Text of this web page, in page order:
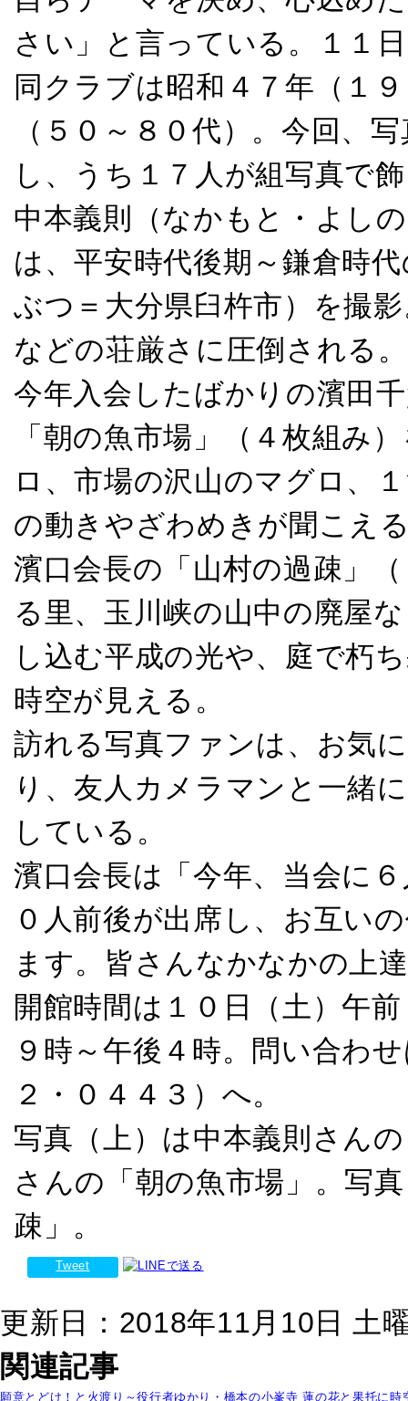
さい」と言っている。１１
同クラブは昭和４７年（１
（５０～８０代）。今回、
し、うち１７人が組写真で
中本義則（なかもと・よし
は、平安時代後期～鎌倉時
ぶつ＝大分県臼杵市）を撮
などの荘厳さに圧倒される。
今年入会したばかりの濱田
「朝の魚市場」（４枚組み
ロ、市場の沢山のマグロ、
の動きやざわめきが聞こえ
濱口会長の「山村の過疎」
る里、玉川峡の山中の廃屋
し込む平成の光や、庭で朽
時空が見える。
訪れる写真ファンは、お気
り、友人カメラマンと一緒
している。
濱口会長は「今年、当会に
０人前後が出席し、お互い
ます。皆さんなかなかの上
開館時間は１０日（土）午
９時～午後４時。問い合わ
２・０４４３）へ。
写真（上）は中本義則さん
さんの「朝の魚市場」。写
疎」。
Tweet
更新日：2018年11月10日 土
関連記事
願意とどけ！と火渡り～役行者ゆかり・橋本の小峯寺 蓮の花と果托に